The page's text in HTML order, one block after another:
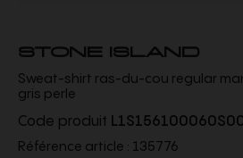
STONE ISLAND
Sweat-shirt ras-du-cou regular
gris perle
Code produit
Référence article : 135776